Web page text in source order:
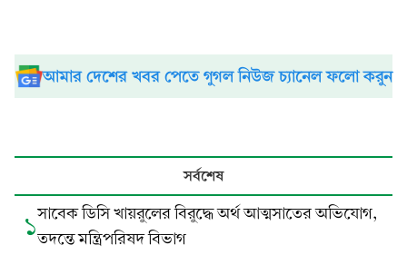
আমার দেশের খবর পেতে গুগল নিউজ চ্যানেল ফলো করুন
সর্বশেষ
১সাবেক ডিসি খায়রুলের বিরুদ্ধে অর্থ আত্মসাতের অভিযোগ,
তদন্তে মন্ত্রিপরিষদ বিভাগ